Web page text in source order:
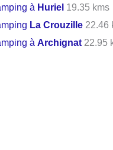
à Huriel 19.35 kms
La Crouzille 22.46
à Archignat 22.95